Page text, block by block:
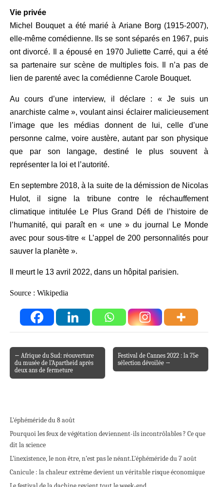
Vie privée
Michel Bouquet a été marié à Ariane Borg (1915-2007),
elle-même comédienne. Ils se sont séparés en 1967, puis
ont divorcé. Il a épousé en 1970 Juliette Carré, qui a été
sa partenaire sur scène de multiples fois. Il n’a pas de
lien de parenté avec la comédienne Carole Bouquet.
Au cours d’une interview, il déclare : « Je suis un
anarchiste calme », voulant ainsi éclairer malicieusement
l’image que les médias donnent de lui, celle d’une
personne calme, voire austère, autant par son physique
que par son langage, destiné le plus souvent à
représenter la loi et l’autorité.
En septembre 2018, à la suite de la démission de Nicolas
Hulot, il signe la tribune contre le réchauffement
climatique intitulée Le Plus Grand Défi de l’histoire de
l’humanité, qui paraît en « une » du journal Le Monde
avec pour sous-titre « L’appel de 200 personnalités pour
sauver la planète ».
Il meurt le 13 avril 2022, dans un hôpital parisien.
Source : Wikipedia
Post navigation
← Afrique du Sud: réouverture
du musée de l’Apartheid après
deux ans de fermeture
Festival de Cannes 2022 : la 75e
sélection dévoilée →
L’éphéméride du 8 août
Pourquoi les feux de végétation deviennent-ils incontrôlables ? Ce que
dit la science
L’inexistence, le non être, n’est pas le néant.L’éphéméride du 7 août
Canicule : la chaleur extrême devient un véritable risque économique